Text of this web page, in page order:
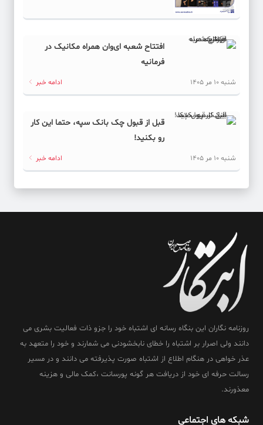
افتتاح شعبه ای‌وان همراه مکانیک در
فرمانیه
شنبه 10 مر 1405 ادامه خبر
قبل از قبول چک بانک سپه، حتما این کار
رو بکنید!
شنبه 10 مر 1405 ادامه خبر
روزنامه نگاران این بنگاه رسانه ای اشتباه خود را جزو ذات فعالیت بشری می
دانند ولی اصرار بر اشتباه را خطای نابخشودنی می شمارند و خود را متعهد به
عذر خواهی در هنگام اطلاع از اشتباه صورت پذیرفته می دانند و در مسیر
رسالت حرفه ای خود از دریافت هر گونه پورسانت ،کمک مالی و هزینه
معذورند.
شبکه های اجتماعی